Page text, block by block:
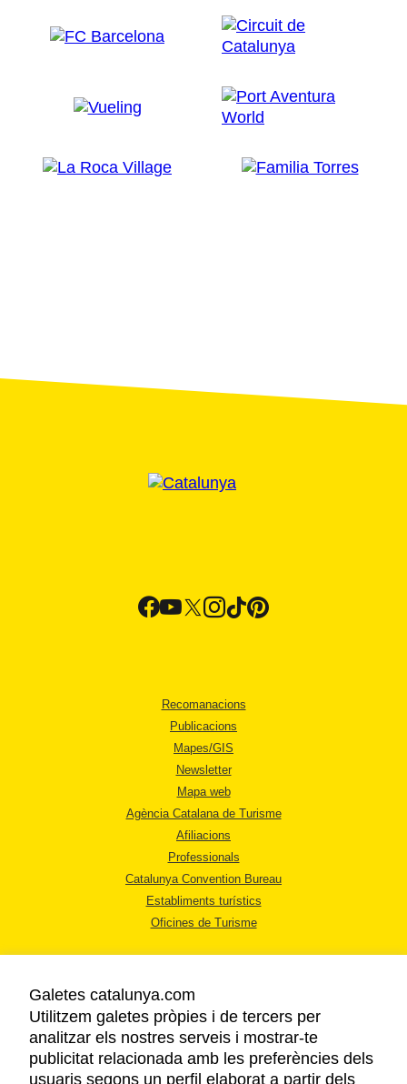
Recomanacions
Publicacions
Mapes/GIS
Newsletter
Mapa web
Agència Catalana de Turisme
Afiliacions
Professionals
Catalunya Convention Bureau
Establiments turístics
Oficines de Turisme
AVÍS LEGAL
POLÍTICA DE PRIVACITAT
Galetes catalunya.com
Utilitzem galetes pròpies i de tercers per
analitzar els nostres serveis i mostrar-te
publicitat relacionada amb les preferències dels
usuaris segons un perfil elaborat a partir dels